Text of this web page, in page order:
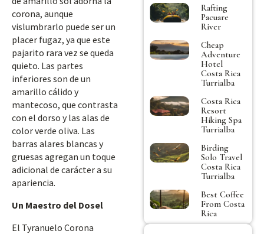
corona, aunque
vislumbrarlo puede ser un
placer fugaz, ya que este
pajarito rara vez se queda
quieto. Las partes
inferiores son de un
amarillo cálido y
mantecoso, que contrasta
con el dorso y las alas de
color verde oliva. Las
barras alares blancas y
gruesas agregan un toque
adicional de carácter a su
apariencia.
Un Maestro del Dosel
El Tyranuelo Corona
Rafting
Pacuare
River
Cheap
Adventure
Hotel
Costa Rica
Turrialba
Costa Rica
Resort
Hiking Spa
Turrialba
Birding
Solo Travel
Costa Rica
Turrialba
Best Coffee
From Costa
Rica